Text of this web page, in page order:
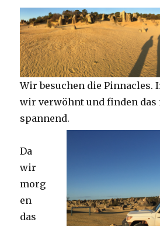
Wir besuchen die Pinnacles.
wir verwöhnt und finden das
spannend.
Da
wir
morg
en
das